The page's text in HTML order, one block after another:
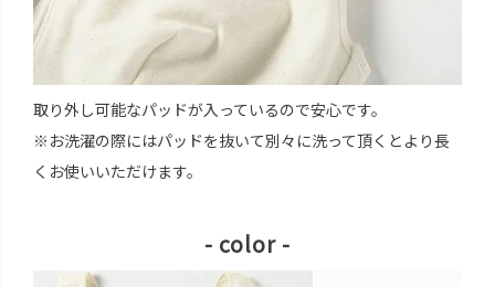
取り外し可能なパッドが入っているので安心です。
※お洗濯の際にはパッドを抜いて別々に洗って頂くとより長
くお使いいただけます。
- color -